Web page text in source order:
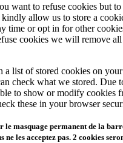
want to refuse cookies but
allow us to store a
time or opt in for other
cookies we will remove all
a list of stored cookies on
check what we stored. Due
to show or modify cookies
these in your browser
le masquage permanent de la
ne les acceptez pas. 2 cookies